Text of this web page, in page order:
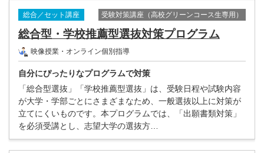
総合／セット講座 受験対策講座（高校グリーンコース生専用）
総合型・学校推薦型選抜対策プログラム
映像授業・オンライン個別指導
自分にぴったりなプログラムで対策
「総合型選抜」「学校推薦型選抜」は、受験日程や試験内容
が大学・学部ごとにさまざまなため、一般選抜以上に対策が
立てにくいものです。本プログラムでは、「出願書類対策」
を必須受講とし、志望大学の選抜方…